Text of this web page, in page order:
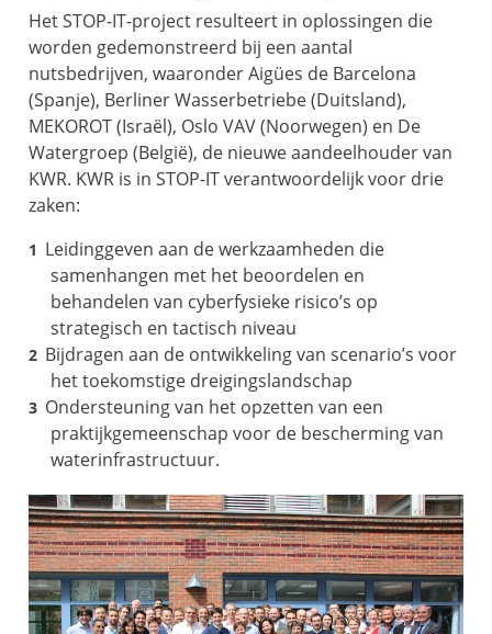
Het STOP-IT-project resulteert in oplossingen die
worden gedemonstreerd bij een aantal
nutsbedrijven, waaronder Aigües de Barcelona
(Spanje), Berliner Wasserbetriebe (Duitsland),
MEKOROT (Israël), Oslo VAV (Noorwegen) en De
Watergroep (België), de nieuwe aandeelhouder van
KWR. KWR is in STOP-IT verantwoordelijk voor drie
zaken:
Leidinggeven aan de werkzaamheden die
samenhangen met het beoordelen en
behandelen van cyberfysieke risico’s op
strategisch en tactisch niveau
Bijdragen aan de ontwikkeling van scenario’s voor
het toekomstige dreigingslandschap
Ondersteuning van het opzetten van een
praktijkgemeenschap voor de bescherming van
waterinfrastructuur.